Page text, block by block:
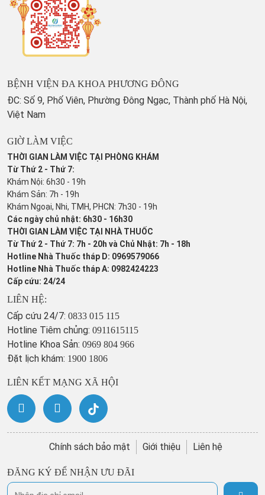
BỆNH VIỆN ĐA KHOA PHƯƠNG ĐÔNG
ĐC: Số 9, Phố Viên, Phường Đông Ngạc, Thành phố Hà Nội,
Việt Nam
GIỜ LÀM VIỆC
THỜI GIAN LÀM VIỆC TẠI PHÒNG KHÁM
Từ Thứ 2 - Thứ 7:
Khám Nội: 6h30 - 19h
Khám Sản: 7h - 19h
Khám Ngoại, Nhi, TMH, PHCN: 7h30 - 19h
Các ngày chủ nhật: 6h30 - 16h30
THỜI GIAN LÀM VIỆC TẠI NHÀ THUỐC
Từ Thứ 2 - Thứ 7: 7h - 20h và Chủ Nhật: 7h - 18h
Hotline Nhà Thuốc tháp D: 0969579066
Hotline Nhà Thuốc tháp A: 0982424223
Cấp cứu: 24/24
LIÊN HỆ:
Cấp cứu 24/7: 0833 015 115
Hotline Tiêm chủng: 0911615115
Hotline Khoa Sản: 0969 804 966
Đặt lịch khám: 1900 1806
LIÊN KẾT MẠNG XÃ HỘI
Chính sách bảo mật Giới thiệu Liên hệ
ĐĂNG KÝ ĐỂ NHẬN ƯU ĐÃI